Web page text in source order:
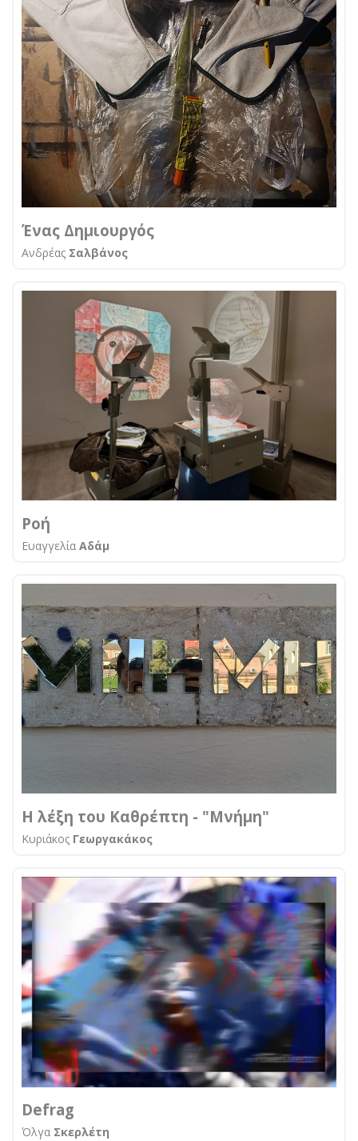
Ένας Δημιουργός
Ανδρέας Σαλβάνος
Ροή
Ευαγγελία Αδάμ
Η λέξη του Καθρέπτη - "Μνήμη"
Κυριάκος Γεωργακάκος
Defrag
Όλγα Σκερλέτη